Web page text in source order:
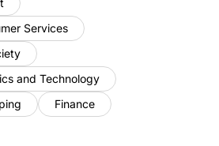
Services
and Technology
Finance